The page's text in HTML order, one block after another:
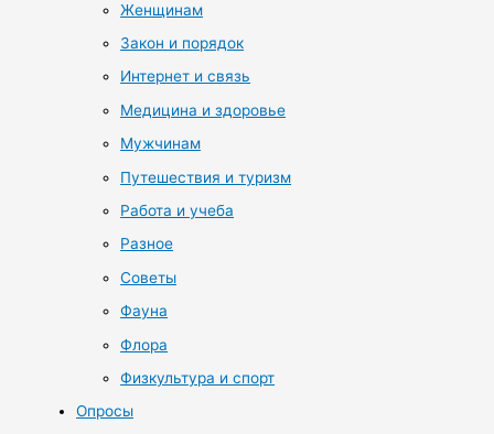
Женщинам
Закон и порядок
Интернет и связь
Медицина и здоровье
Мужчинам
Путешествия и туризм
Работа и учеба
Разное
Советы
Фауна
Флора
Физкультура и спорт
Опросы